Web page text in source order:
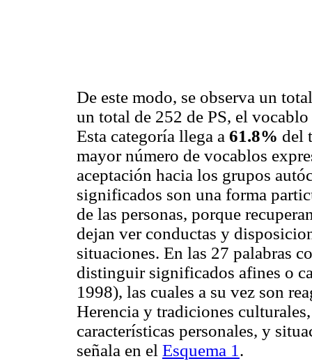
De este modo, se observa un
un total de 252 de PS, el
Esta categoría llega a 61.8% del
mayor número de vocablos
aceptación hacia los grupos
significados son una forma
de las personas, porque
dejan ver conductas y
situaciones. En las 27 palabras
distinguir significados afines o
1998), las cuales a su vez son
Herencia y tradiciones
características personales, y
señala en el Esquema 1 .